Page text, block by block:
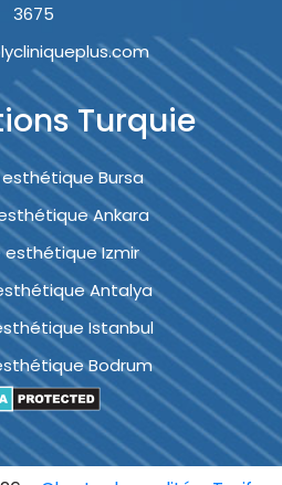
3675
Turquie
Bursa
Ankara
esthétique Izmir
Antalya
Istanbul
Bodrum